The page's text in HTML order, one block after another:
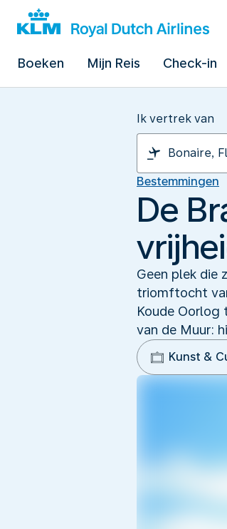
Boeken Mijn Reis Check-in
Ik vertrek van
Bestemmingen
De
Geen plek die
triomftocht
Koude Oorlog
van de Muur:
Kunst &